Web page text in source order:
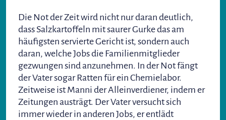
Die Not der Zeit wird nicht nur daran deutlich,
dass Salzkartoffeln mit saurer Gurke das am
häufigsten servierte Gericht ist, sondern auch
daran, welche Jobs die Familienmitglieder
gezwungen sind anzunehmen. In der Not fängt
der Vater sogar Ratten für ein Chemielabor.
Zeitweise ist Manni der Alleinverdiener, indem er
Zeitungen austrägt. Der Vater versucht sich
immer wieder in anderen Jobs, er entlädt